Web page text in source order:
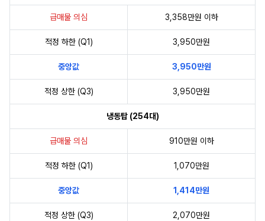
급매물 의심 3,358만원 이하
적정 하한 (Q1) 3,950만원
중앙값 3,950만원
적정 상한 (Q3) 3,950만원
냉동탑 (254대)
급매물 의심 910만원 이하
적정 하한 (Q1) 1,070만원
중앙값 1,414만원
적정 상한 (Q3) 2,070만원